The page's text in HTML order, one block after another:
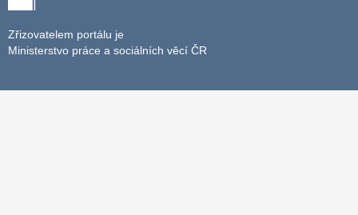
Zřizovatelem portálu je
Ministerstvo práce a sociálních věcí ČR